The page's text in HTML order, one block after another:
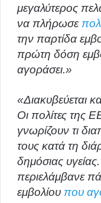
μεγαλύτερος
να πλήρωσε
την παρτίδα
πρώτη δόση
αγοράσει.»
«Διακυβεύεται
Οι πολίτες της
γνωρίζουν τι
τους κατά τη
δημόσιας
περιελάμβανε
εμβολίου που